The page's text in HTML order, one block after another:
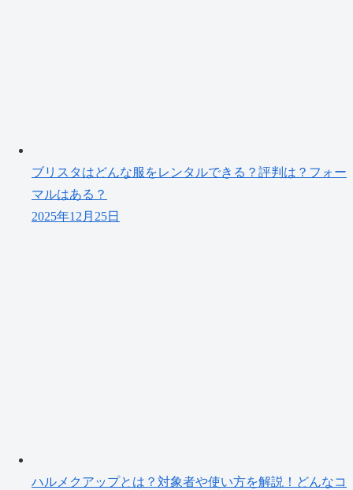
ブリスタはどんな服をレンタルできる？評判は？フォー
マルはある？
2025年12月25日
ハルメクアップとは？対象者や使い方を解説！どんなコ